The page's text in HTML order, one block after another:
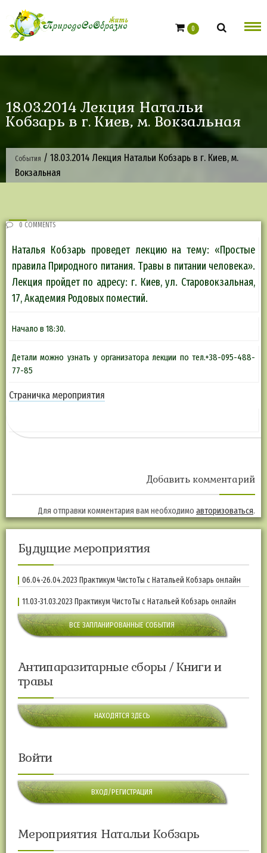
content
0
18.03.2014 Лекция Натальи
Кобзарь в г. Киев, м. Вокзальная
События / 18.03.2014 Лекция Натальи Кобзарь в г. Киев, м.
Вокзальная
0 COMMENTS
Наталья Кобзарь проведет лекцию на тему: «Простые
правила Природного питания. Травы в питании человека».
Лекция пройдет по адресу: г. Киев, ул. Старовокзальная,
17, Академия Родовых поместий.
Начало в 18:30.
Детали можно узнать у организатора лекции по тел.+38-095-488-
77-85
Страничка мероприятия
Добавить комментарий
Для отправки комментария вам необходимо авторизоваться.
Будущие мероприятия
06.04-26.04.2023 Практикум ЧистоТы с Натальей Кобзарь онлайн
11.03-31.03.2023 Практикум ЧистоТы с Натальей Кобзарь онлайн
ВСЕ ЗАПЛАНИРОВАННЫЕ СОБЫТИЯ
Антипаразитарные сборы / Книги и
травы
НАХОДЯТСЯ ЗДЕСЬ
Войти
ВХОД/РЕГИСТРАЦИЯ
Мероприятия Натальи Кобзарь